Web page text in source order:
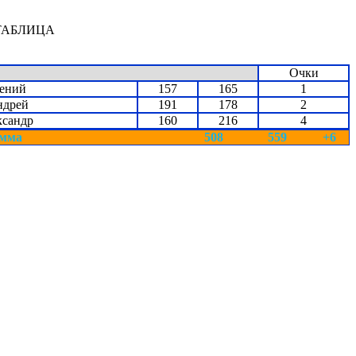
Очки
157 165
1
191 178
2
160 216
4
508 559 +6